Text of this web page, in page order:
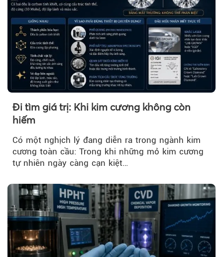
Đi tìm giá trị: Khi kim cương không còn
hiếm
Có một nghịch lý đang diễn ra trong ngành kim
cương toàn cầu: Trong khi những mỏ kim cương
tự nhiên ngày càng cạn kiệt…